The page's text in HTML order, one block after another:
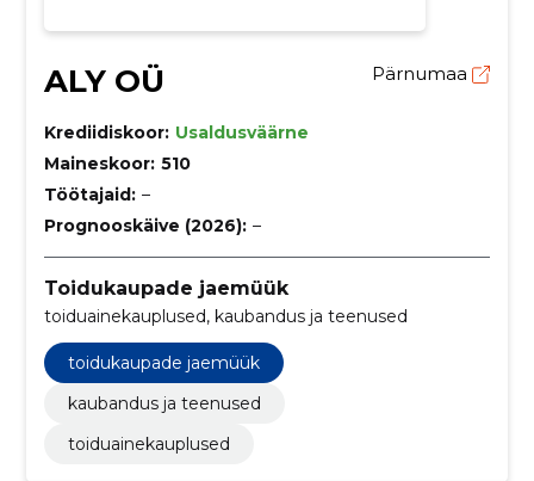
ALY OÜ Pärnumaa
Krediidiskoor: Usaldusväärne
Maineskoor: 510
Töötajaid: –
Prognooskäive (2026): –
Toidukaupade jaemüük
toiduainekauplused, kaubandus ja teenused
toidukaupade jaemüük
kaubandus ja teenused
toiduainekauplused